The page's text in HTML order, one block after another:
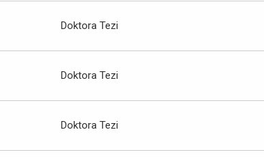
Doktora Tezi
Doktora Tezi
Doktora Tezi